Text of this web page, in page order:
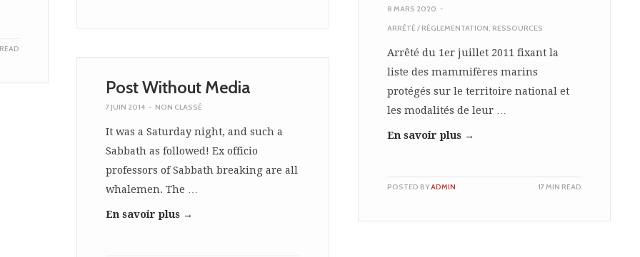
8 MARS 2020 -
ARRÊTÉ / RÉGLEMENTATION, RESSOURCES
Arrêté du 1er juillet 2011 fixant la
liste des mammifères marins
protégés sur le territoire national et
les modalités de leur …
En savoir plus →
POSTED BYADMIN 17 MIN READ
Post Without Media
7 JUIN 2014 - NON CLASSÉ
It was a Saturday night, and such a
Sabbath as followed! Ex officio
professors of Sabbath breaking are all
whalemen. The …
En savoir plus →